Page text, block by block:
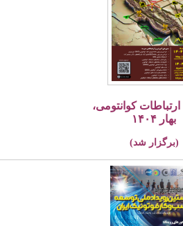
کوانتومی،
بهار ۱۴۰۴
(برگزار شد)